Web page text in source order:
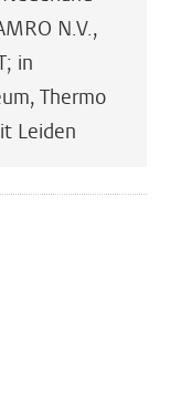
N.V.,
in
Thermo
Leiden